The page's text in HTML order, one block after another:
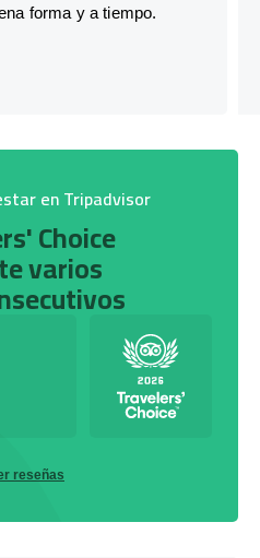
forma y a tiempo.
en Tripadvisor
Choice
varios
reseñas